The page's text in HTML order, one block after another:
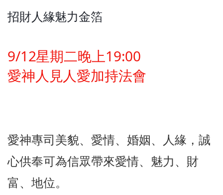
招財人緣魅力金箔
9/12星期二晚上19:00
愛神人見人愛加持法會
愛神專司美貌、愛情、婚姻、人緣，誠
心供奉可為信眾帶來愛情、魅力、財
富、地位。